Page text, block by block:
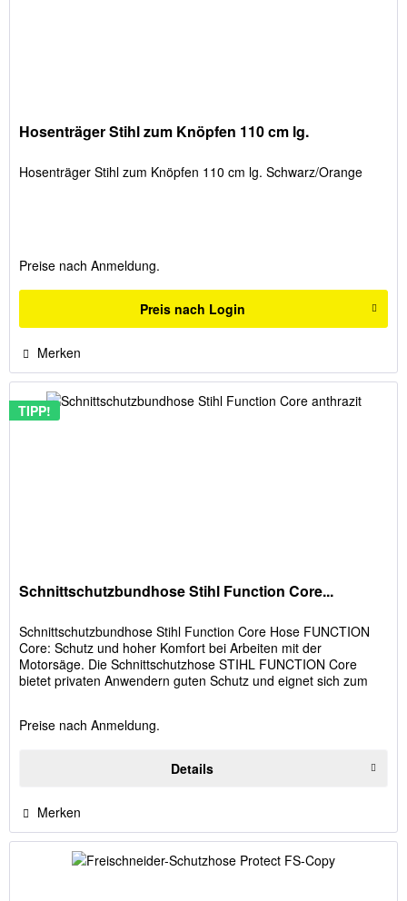
Hosenträger Stihl zum Knöpfen 110 cm lg.
Hosenträger Stihl zum Knöpfen 110 cm lg. Schwarz/Orange
Preise nach Anmeldung.
Preis nach Login
Merken
TIPP!
Schnittschutzbundhose Stihl Function Core...
Schnittschutzbundhose Stihl Function Core Hose FUNCTION
Core: Schutz und hoher Komfort bei Arbeiten mit der
Motorsäge. Die Schnittschutzhose STIHL FUNCTION Core
bietet privaten Anwendern guten Schutz und eignet sich zum
Preise nach Anmeldung.
Details
Merken